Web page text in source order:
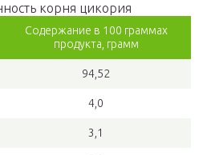
корня цикория
Содержание в 100 граммах
продукта, грамм
94,52
4,0
3,1